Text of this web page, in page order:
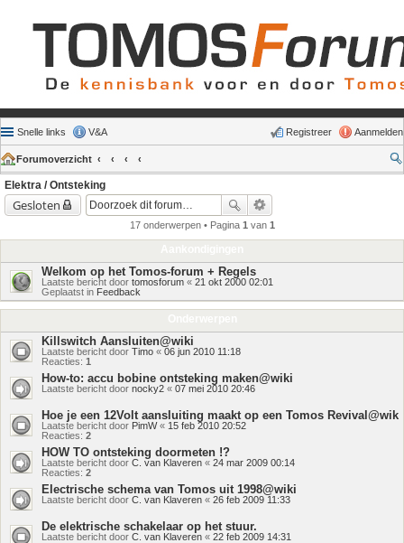
Snelle links V&A Aanmelden
Registreer
Forumoverzicht
Elektra / Ontsteking
Gesloten
17 onderwerpen • Pagina 1 van 1
Welkom op het Tomos-forum + Regels
Laatste bericht door tomosforum « 21 okt 2000 02:01
Geplaatst in Feedback
Killswitch Aansluiten@wiki
Laatste bericht door Timo « 06 jun 2010 11:18
Reacties: 1
How-to: accu bobine ontsteking maken@wiki
Laatste bericht door nocky2 « 07 mei 2010 20:46
Hoe je een 12Volt aansluiting maakt op een Tomos Revival@wik
Laatste bericht door PimW« 15 feb 2010 20:52
Reacties: 2
HOW TO ontsteking doormeten !?
Laatste bericht door C. van Klaveren « 24 mar 2009 00:14
Reacties: 2
Electrische schema van Tomos uit 1998@wiki
Laatste bericht door C. van Klaveren « 26 feb 2009 11:33
De elektrische schakelaar op het stuur.
Laatste bericht door C. van Klaveren « 22 feb 2009 14:31